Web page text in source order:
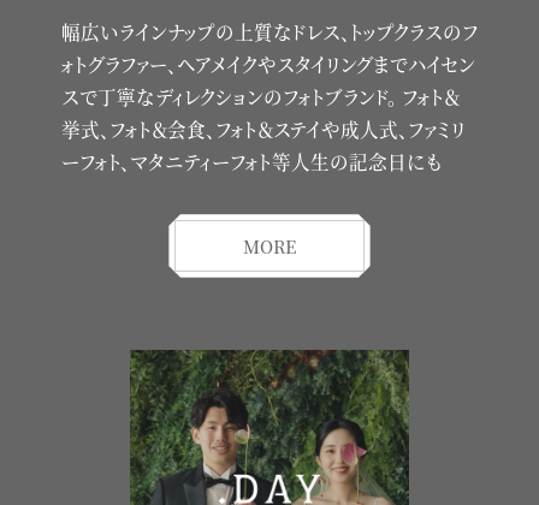
幅広いラインナップの上質なドレス、トップクラスのフ
ォトグラファー、 ヘアメイクやスタイリングまでハイセン
スで丁寧なディレクションのフォトブランド。 フォト＆
挙式、フォト＆会食、フォト＆ステイや成人式、ファミリ
ーフォト、マタニティーフォト等人生の記念日にも
MORE